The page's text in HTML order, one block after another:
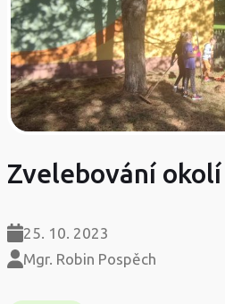
Zvelebování
25. 10. 2023
Mgr. Robin Pospěch